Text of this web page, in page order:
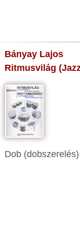
Bányay Lajos
Ritmusvilág
Dob